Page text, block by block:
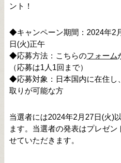
ント！
◆キャンペーン期間：2024年2
日(火)正午
◆応募方法：こちらのフォーム
（応募は1人1回まで）
◆応募対象：日本国内に在住し
取りが可能な方
当選者には2024年2月27日(火)
ます。当選者の発表はプレゼン
せていただきます。